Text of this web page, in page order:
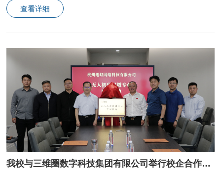
查看详细
我校与三维圈数字科技集团有限公司举行校企合作签约暨揭牌仪式